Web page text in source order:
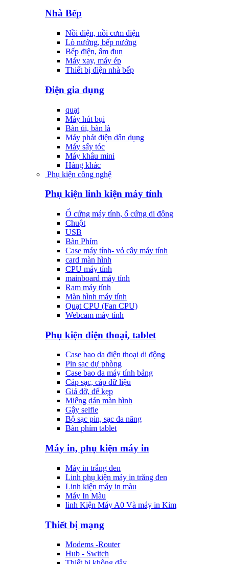
Nhà Bếp
Nồi điện, nồi cơm điện
Lò nướng, bếp nướng
Bếp điện, ấm đun
Máy xay, máy ép
Thiết bị điện nhà bếp
Điện gia dụng
quạt
Máy hút bụi
Bàn ủi, bàn là
Máy phát điện dân dụng
Máy sấy tóc
Máy khâu mini
Hàng khác
Phụ kiện công nghệ
Phụ kiện linh kiện máy tính
Ổ cứng máy tính, ổ cứng di động
Chuột
USB
Bàn Phím
Case máy tính- vỏ cây máy tính
card màn hình
CPU máy tính
mainboard máy tính
Ram máy tính
Màn hình máy tính
Quạt CPU (Fan CPU)
Webcam máy tính
Phụ kiện điện thoại, tablet
Case bao da điện thoại di động
Pin sạc dự phòng
Case bao da máy tính bảng
Cáp sạc, cáp dữ liệu
Giá đỡ, đế kẹp
Miếng dán màn hình
Gậy selfie
Bộ sạc pin, sạc đa năng
Bàn phím tablet
Máy in, phụ kiện máy in
Máy in trắng đen
Linh phụ kiện máy in trăng đen
Linh kiện máy in màu
Máy In Màu
linh Kiện Máy A0 Và máy in Kim
Thiết bị mạng
Modems -Router
Hub - Switch